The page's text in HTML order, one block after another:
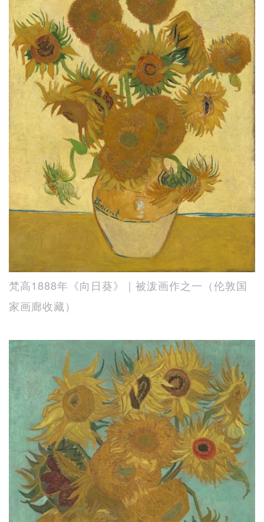
梵高1888年《向日葵》｜被泼画作之一（伦敦国
家画廊收藏）